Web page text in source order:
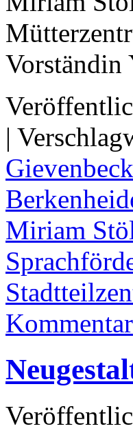
|
Gievenbeck
Miriam
Kommentar